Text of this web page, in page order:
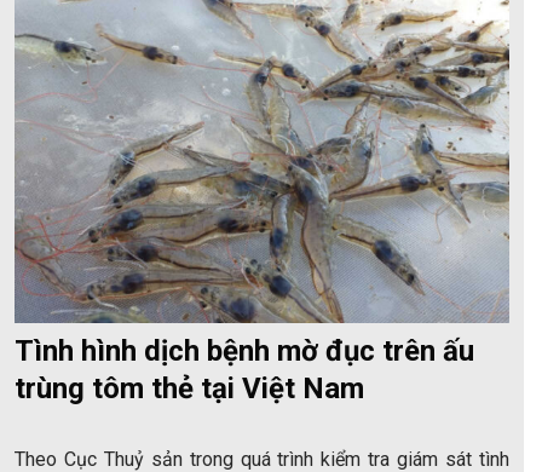
Tình hình dịch bệnh mờ đục trên ấu
trùng tôm thẻ tại Việt Nam
Theo Cục Thuỷ sản trong quá trình kiểm tra giám sát tình